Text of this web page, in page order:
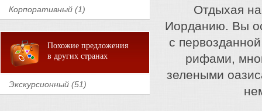
Корпоративный (1)
Похожие предложения
в других странах
Экскурсионный (51)
Отдыхая
Иорданию. Вы
с
рифами,
зелеными